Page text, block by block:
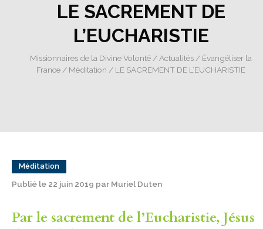
LE SACREMENT DE
L’EUCHARISTIE
Missionnaires de la Divine Volonté / Actualités / Évangéliser la
France / Méditation / LE SACREMENT DE L’EUCHARISTIE
Méditation
Publié le 22 juin 2019 par Muriel Duten
Par le sacrement de l’Eucharistie, Jésus